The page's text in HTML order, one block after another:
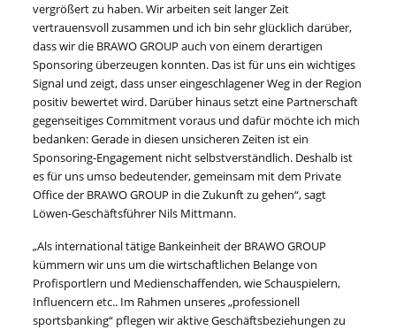
vergrößert zu haben. Wir arbeiten seit langer Zeit
vertrauensvoll zusammen und ich bin sehr glücklich darüber,
dass wir die BRAWO GROUP auch von einem derartigen
Sponsoring überzeugen konnten. Das ist für uns ein wichtiges
Signal und zeigt, dass unser eingeschlagener Weg in der Region
positiv bewertet wird. Darüber hinaus setzt eine Partnerschaft
gegenseitiges Commitment voraus und dafür möchte ich mich
bedanken: Gerade in diesen unsicheren Zeiten ist ein
Sponsoring-Engagement nicht selbstverständlich. Deshalb ist
es für uns umso bedeutender, gemeinsam mit dem Private
Office der BRAWO GROUP in die Zukunft zu gehen“, sagt
Löwen-Geschäftsführer Nils Mittmann.
„Als international tätige Bankeinheit der BRAWO GROUP
kümmern wir uns um die wirtschaftlichen Belange von
Profisportlern und Medienschaffenden, wie Schauspielern,
Influencern etc.. Im Rahmen unseres „professionell
sportsbanking“ pflegen wir aktive Geschäftsbeziehungen zu